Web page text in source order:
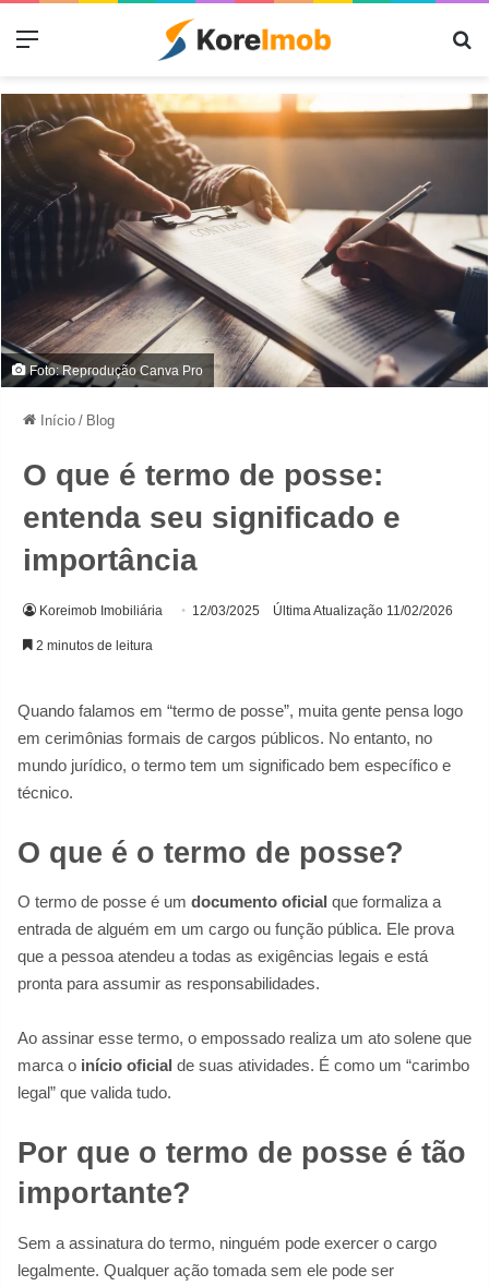
Menu
Foto: Reprodução Canva Pro
Início / Blog
O que é termo de posse:
entenda seu significado e
importância
Koreimob Imobiliária 12/03/2025 Última Atualização 11/02/2026
2 minutos de leitura
Quando falamos em “termo de posse”, muita gente pensa logo
em cerimônias formais de cargos públicos. No entanto, no
mundo jurídico, o termo tem um significado bem específico e
técnico.
O que é o termo de posse?
O termo de posse é um documento oficial que formaliza a
entrada de alguém em um cargo ou função pública. Ele prova
que a pessoa atendeu a todas as exigências legais e está
pronta para assumir as responsabilidades.
Ao assinar esse termo, o empossado realiza um ato solene que
marca o início oficial de suas atividades. É como um “carimbo
legal” que valida tudo.
Por que o termo de posse é tão
importante?
Sem a assinatura do termo, ninguém pode exercer o cargo
legalmente. Qualquer ação tomada sem ele pode ser